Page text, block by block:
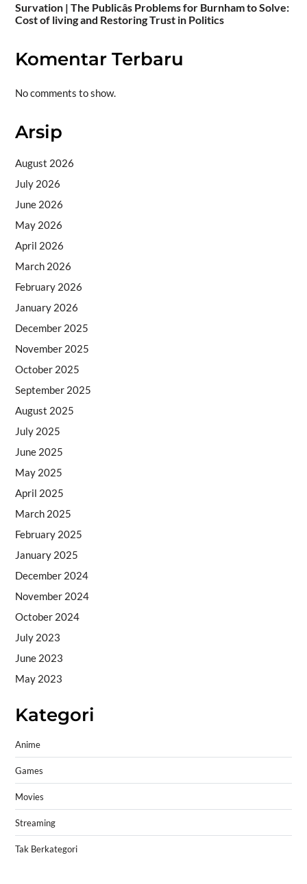
Survation | The Publicâs Problems for Burnham to Solve:
Cost of living and Restoring Trust in Politics
Komentar Terbaru
No comments to show.
Arsip
August 2026
July 2026
June 2026
May 2026
April 2026
March 2026
February 2026
January 2026
December 2025
November 2025
October 2025
September 2025
August 2025
July 2025
June 2025
May 2025
April 2025
March 2025
February 2025
January 2025
December 2024
November 2024
October 2024
July 2023
June 2023
May 2023
Kategori
Anime
Games
Movies
Streaming
Tak Berkategori